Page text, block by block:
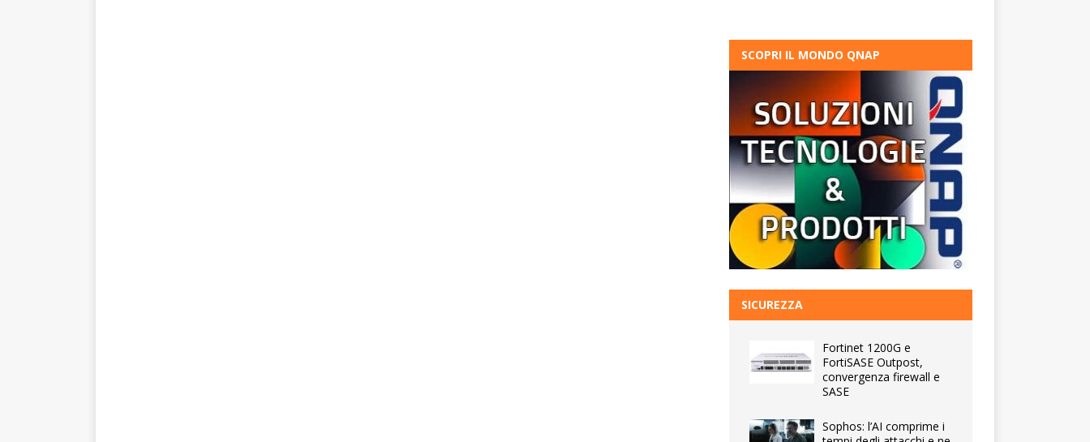
SCOPRI IL MONDO QNAP
SICUREZZA
Fortinet 1200G e
FortiSASE Outpost,
convergenza firewall e
SASE
Sophos: l’AI comprime i